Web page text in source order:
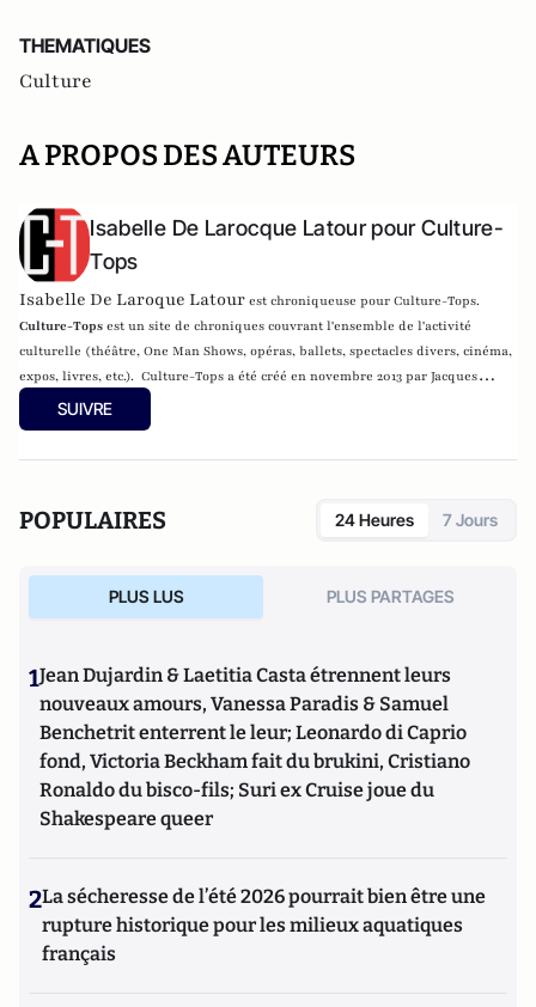
THEMATIQUES
Culture
A PROPOS DES AUTEURS
Isabelle De Larocque Latour pour Culture-
Tops
Isabelle De Laroque Latour est chroniqueuse pour Culture-Tops.
Culture-Tops est un site de chroniques couvrant l'ensemble de l'activité
culturelle (théâtre, One Man Shows, opéras, ballets, spectacles divers, cinéma,
expos, livres, etc.). Culture-Tops a été créé en novembre 2013 par Jacques
Paugam , journaliste et écrivain, et son fils, Gabriel Lecarpentier-Paugam, 23
ans, en Master d'école de commerce, et grand amateur de One Man Shows.
SUIVRE
POPULAIRES 24 Heures 7 Jours
PLUS LUS PLUS PARTAGES
1Jean Dujardin & Laetitia Casta étrennent leurs
nouveaux amours, Vanessa Paradis & Samuel
Benchetrit enterrent le leur; Leonardo di Caprio
fond, Victoria Beckham fait du brukini, Cristiano
Ronaldo du bisco-fils; Suri ex Cruise joue du
Shakespeare queer
2La sécheresse de l’été 2026 pourrait bien être une
rupture historique pour les milieux aquatiques
français